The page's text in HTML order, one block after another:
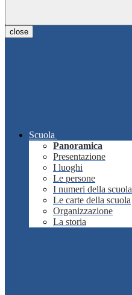
close
Scuola
Panoramica
Presentazione
I luoghi
Le persone
I numeri della scuola
Le carte della scuola
Organizzazione
La storia